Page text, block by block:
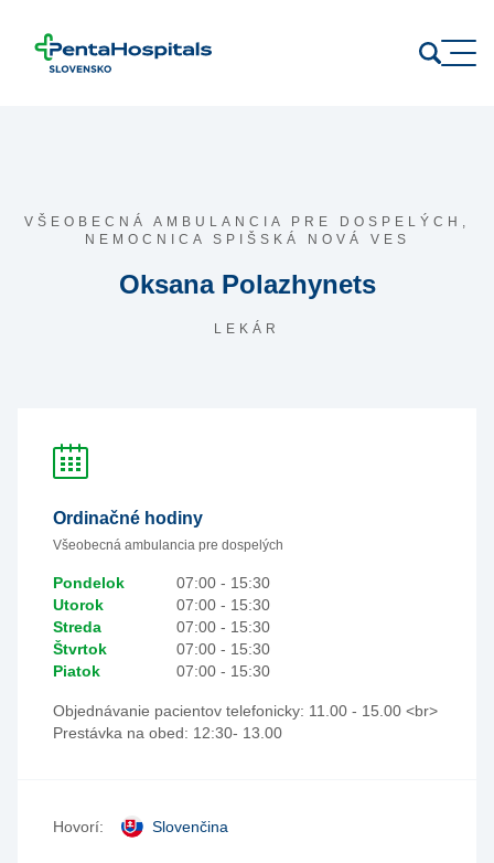
VŠEOBECNÁ AMBULANCIA PRE DOSPELÝCH,
NEMOCNICA SPIŠSKÁ NOVÁ VES
Oksana Polazhynets
LEKÁR
Ordinačné hodiny
Všeobecná ambulancia pre dospelých
Pondelok
07:00 - 15:30
Utorok
07:00 - 15:30
Streda
07:00 - 15:30
Štvrtok
07:00 - 15:30
Piatok
07:00 - 15:30
Objednávanie pacientov telefonicky: 11.00 - 15.00 <br>
Prestávka na obed: 12:30- 13.00
Hovorí: Slovenčina